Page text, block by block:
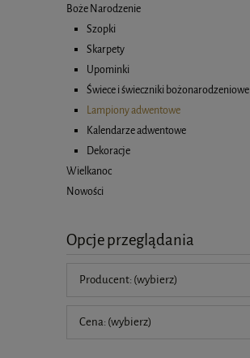
Boże Narodzenie
Szopki
Skarpety
Upominki
Świece i świeczniki bożonarodzeniowe
Lampiony adwentowe
Kalendarze adwentowe
Dekoracje
Wielkanoc
Nowości
Opcje przeglądania
Producent: (wybierz)
Cena: (wybierz)